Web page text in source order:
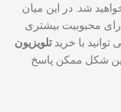
شد. در این میان
محبوبیت بیشتری
با خریدتلویزیون
شکل ممکن پاسخ